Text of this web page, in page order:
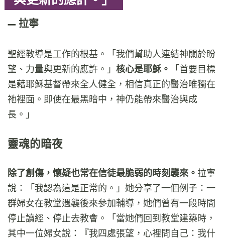
拉寧
聖經教導是工作的根基。「我們幫助人連結神關於盼
望、力量與更新的應許。」 核心是耶穌。
「首要目標
是藉耶穌基督帶來全人健全，相信真正的醫治唯獨在
祂裡面。即使在最黑暗中，神仍能帶來醫治與成
長。」
靈魂的暗夜
除了創傷，懷疑也常在信徒最脆弱的時刻襲來。 拉寧
說：「我認為這是正常的。」她分享了一個例子：一
群婦女在教堂遇襲後來參加輔導，她們曾有一段時間
停止讀經、停止去教會。「當她們回到教堂建築時，
其中一位婦女說：『我四處張望，心裡問自己：我什